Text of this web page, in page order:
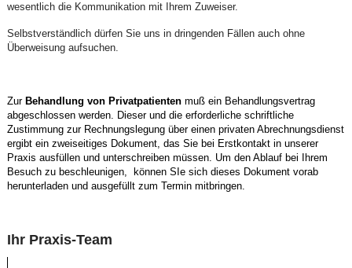
wesentlich die Kommunikation mit Ihrem Zuweiser.
Selbstverständlich dürfen Sie uns in dringenden Fällen auch ohne
Überweisung aufsuchen.
Zur Behandlung von Privatpatientenmuß ein Behandlungsvertrag
abgeschlossen werden. Dieser und die erforderliche schriftliche
Zustimmung zur Rechnungslegung über einen privaten Abrechnungsdienst
ergibt ein zweiseitiges Dokument, das Sie bei Erstkontakt in unserer
Praxis ausfüllen und unterschreiben müssen. Um den Ablauf bei Ihrem
Besuch zu beschleunigen, können SIe sich dieses Dokument vorab
herunterladen und ausgefüllt zum Termin mitbringen.
Ihr Praxis-Team